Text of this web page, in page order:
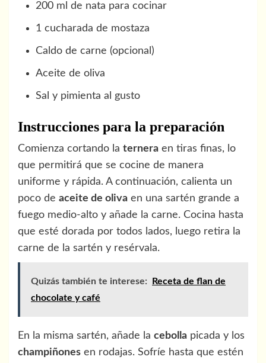
200 ml de nata para cocinar
1 cucharada de mostaza
Caldo de carne (opcional)
Aceite de oliva
Sal y pimienta al gusto
Instrucciones para la preparación
Comienza cortando la ternera en tiras finas, lo
que permitirá que se cocine de manera
uniforme y rápida. A continuación, calienta un
poco de aceite de oliva en una sartén grande a
fuego medio-alto y añade la carne. Cocina hasta
que esté dorada por todos lados, luego retira la
carne de la sartén y resérvala.
Quizás también te interese:
Receta de flan de
chocolate y café
En la misma sartén, añade la cebolla picada y los
champiñones en rodajas. Sofríe hasta que estén